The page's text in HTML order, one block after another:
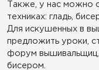
Также, у нас можно
техниках: гладь,
Для искушенных в
предложить уроки,
форум
бисером.